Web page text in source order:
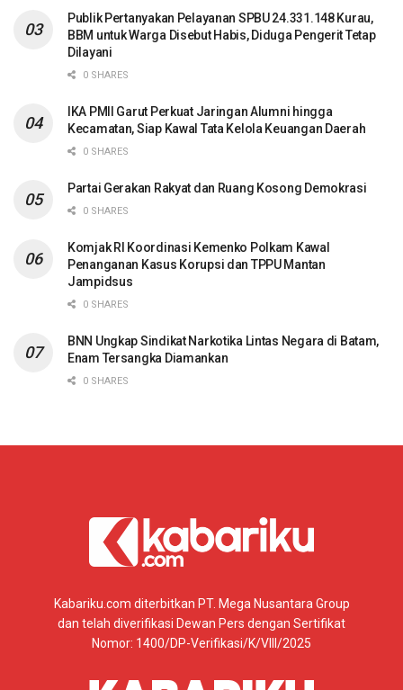
Publik Pertanyakan Pelayanan SPBU 24.331.148 Kurau,
BBM untuk Warga Disebut Habis, Diduga Pengerit Tetap
Dilayani
0 SHARES
IKA PMII Garut Perkuat Jaringan Alumni hingga
Kecamatan, Siap Kawal Tata Kelola Keuangan Daerah
0 SHARES
Partai Gerakan Rakyat dan Ruang Kosong Demokrasi
0 SHARES
Komjak RI Koordinasi Kemenko Polkam Kawal
Penanganan Kasus Korupsi dan TPPU Mantan
Jampidsus
0 SHARES
BNN Ungkap Sindikat Narkotika Lintas Negara di Batam,
Enam Tersangka Diamankan
0 SHARES
Kabariku.com diterbitkan PT. Mega Nusantara Group
dan telah diverifikasi Dewan Pers dengan Sertifikat
Nomor: 1400/DP-Verifikasi/K/VIII/2025